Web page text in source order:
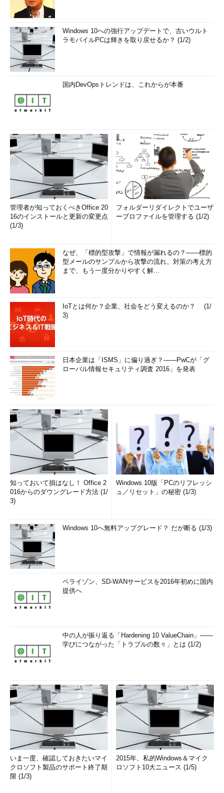
Windows 10への強行アップデートで、古いウルト
ラモバイルPCは輝きを取り戻せるか？ (1/2)
国内DevOpsトレンドは、これからが本番
管理者が知っておくべきOffice 20
16のインストールと更新の変更点
(1/3)
フォルダーリダイレクトでユーザ
ープロファイルを管理する (1/2)
なぜ、「標的型攻撃」で情報が漏れるの？――標的
型メールのサンプルから攻撃の流れ、対策の考え方
まで、もう一度分かりやすく解...
IoTとは何か？企業、社会をどう変えるのか？ (1/
3)
日本企業は「ISMS」に偏り過ぎ？――PwCが「グ
ローバル情報セキュリティ調査 2016」を発表
知っておいて損はなし！ Office 2
016からのダウングレード方法 (1/
3)
Windows 10版「PCのリフレッシ
ュ／リセット」の秘密 (1/3)
Windows 10へ無料アップグレード？ だが断る (1/3)
ベライゾン、SD-WANサービスを2016年初めに国内
提供へ
中の人が振り返る「Hardening 10 ValueChain」――
学びにつながった「トラブルの数々」とは (1/2)
いま一度、確認しておきたいマイ
クロソフト製品のサポート終了期
限 (1/3)
2015年、私的Windows＆マイク
ロソフト10大ニュース (1/5)